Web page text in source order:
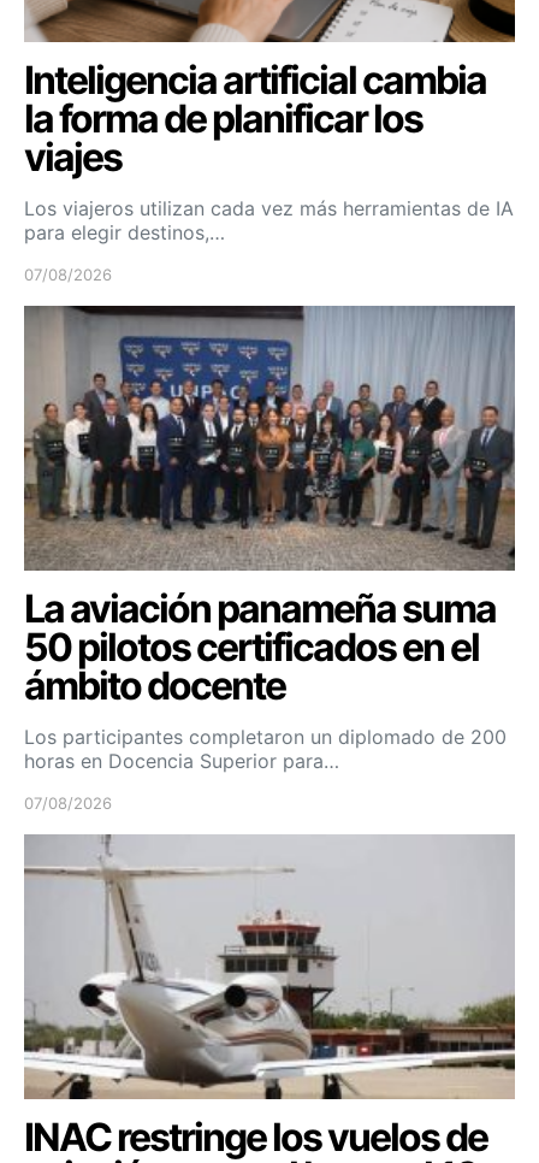
Inteligencia artificial cambia
la forma de planificar los
viajes
Los viajeros utilizan cada vez más herramientas de IA
para elegir destinos,…
07/08/2026
La aviación panameña suma
50 pilotos certificados en el
ámbito docente
Los participantes completaron un diplomado de 200
horas en Docencia Superior para…
07/08/2026
INAC restringe los vuelos de